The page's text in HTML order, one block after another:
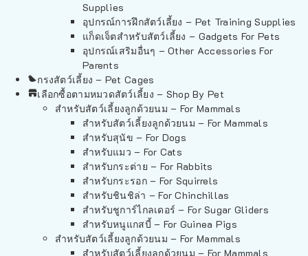
Supplies
อุปกรณ์การฝึกสัตว์เลี้ยง – Pet Training Supplies
แก็ดเจ็ตสำหรับสัตว์เลี้ยง – Gadgets For Pets
อุปกรณ์เสริมอื่นๆ – Other Accessories For
Parents
กรงสัตว์เลี้ยง – Pet Cages
เลือกซื้อตามหมวดสัตว์เลี้ยง – Shop By Pet
สำหรับสัตว์เลี้ยงลูกด้วยนม – For Mammals
สำหรับสัตว์เลี้ยงลูกด้วยนม – For Mammals
สำหรับสุนัข – For Dogs
สำหรับแมว – For Cats
สำหรับกระต่าย – For Rabbits
สำหรับกระรอก – For Squirrels
สำหรับชินชิล่า – For Chinchillas
สำหรับชูการ์ไกลเดอร์ – For Sugar Gliders
สำหรับหนูแกสบี้ – For Guinea Pigs
สำหรับสัตว์เลี้ยงลูกด้วยนม – For Mammals
สำหรับสัตว์เลี้ยงลูกด้วยนม – For Mammals